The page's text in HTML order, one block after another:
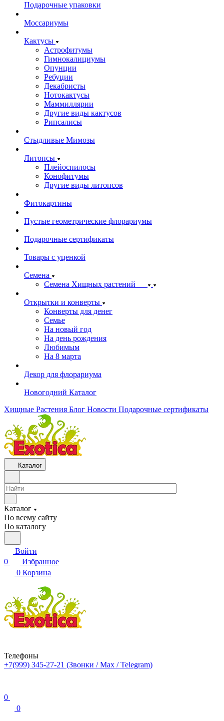
Подарочные упаковки
Моссариумы
Кактусы
Астрофитумы
Гимнокалициумы
Опунции
Ребуции
Декабристы
Нотокактусы
Маммиллярии
Другие виды кактусов
Рипсалисы
Стыдливые Мимозы
Литопсы
Плейоспилосы
Конофитумы
Другие виды литопсов
Фитокартины
Пустые геометрические флорариумы
Подарочные сертификаты
Товары с уценкой
Семена
Семена Хищных растений
Открытки и конверты
Конверты для денег
Семье
На новый год
На день рождения
Любимым
На 8 марта
Декор для флорариума
Новогодний Каталог
Хищные Растения Блог Новости Подарочные сертификаты
Каталог
Каталог
По всему сайту
По каталогу
Войти
0
Избранное
0 Корзина
Телефоны
+7(999) 345-27-21 (Звонки / Max / Telegram)
0
0